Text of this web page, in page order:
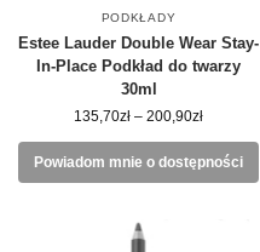
PODKŁADY
Estee Lauder Double Wear Stay-
In-Place Podkład do twarzy
30ml
135,70zł – 200,90zł
Powiadom mnie o dostępności